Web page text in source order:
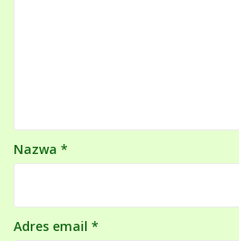
Nazwa *
Adres email *